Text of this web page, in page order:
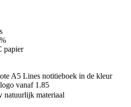
papier
natuurlijk materiaal